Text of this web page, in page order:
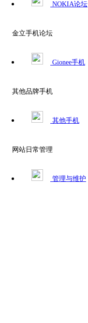
NOKIA论坛
金立手机论坛
Gionee手机
其他品牌手机
其他手机
网站日常管理
管理与维护